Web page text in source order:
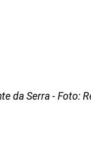
da Serra - Foto: